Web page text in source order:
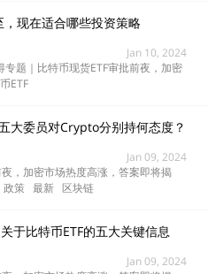
现在适合哪些投资策略
Jan 10, 2024
专题｜比特币现货ETF审批前夜，加密
ETF
大委员对Crypto分别持何态度？
Jan 09, 2024
，加密市场热度高涨，答案即将揭
政策 最新 区块链
于比特币ETF的五大关键信息
Jan 09, 2024